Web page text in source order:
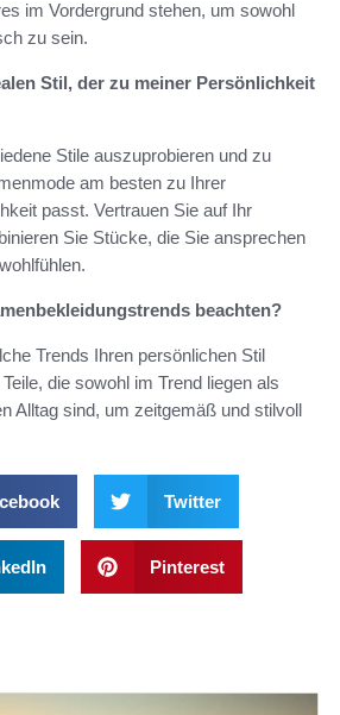
im Vordergrund stehen, um sowohl
zu sein.
Stil, der zu meiner Persönlichkeit
Stile auszuprobieren und zu
am besten zu Ihrer
passt. Vertrauen Sie auf Ihr
Sie Stücke, die Sie ansprechen
beachten?
Trends Ihren persönlichen Stil
die sowohl im Trend liegen als
Alltag sind, um zeitgemäß und stilvoll
Twitter
Pinterest